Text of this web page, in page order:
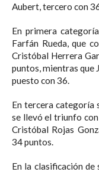
Aubert, tercero con
En primera
Farfán Rueda, que
Cristóbal Herrera
puntos, mientras que
puesto con 36.
En tercera categoría
se llevó el triunfo
Cristóbal Rojas
34 puntos.
En la clasificación de